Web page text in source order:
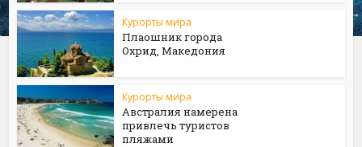
Курорты мира
Плаошник города
Охрид, Македония
Курорты мира
Австралия намерена
привлечь туристов
пляжами